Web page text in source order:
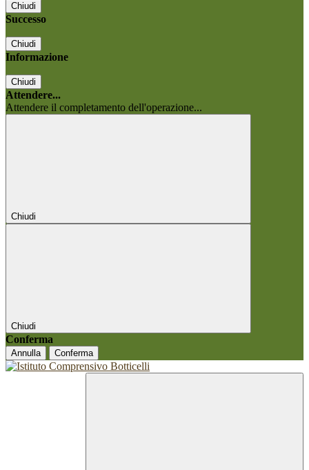
Chiudi
Successo
Chiudi
Informazione
Chiudi
Attendere...
Attendere il completamento dell'operazione...
Chiudi
Chiudi
Conferma
Annulla Conferma